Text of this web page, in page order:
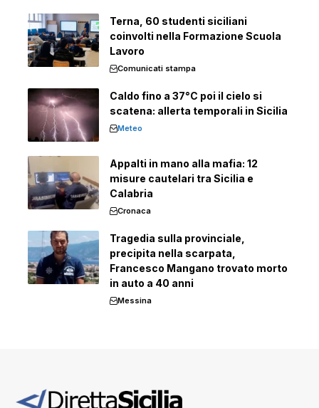
Terna, 60 studenti siciliani
coinvolti nella Formazione Scuola
Lavoro
Comunicati stampa
Caldo fino a 37°C poi il cielo si
scatena: allerta temporali in Sicilia
Meteo
Appalti in mano alla mafia: 12
misure cautelari tra Sicilia e
Calabria
Cronaca
Tragedia sulla provinciale,
precipita nella scarpata,
Francesco Mangano trovato morto
in auto a 40 anni
Messina